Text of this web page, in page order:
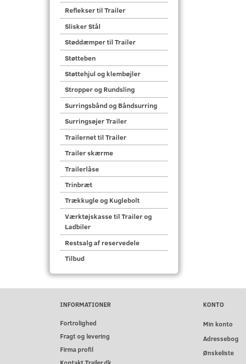
Reflekser til Trailer
Slisker Stål
Støddæmper til Trailer
Støtteben
Støttehjul og klembøjler
Stropper og Rundsling
Surringsbånd og Båndsurring
Surringsøjer Trailer
Trailernet til Trailer
Trailer skærme
Trailerlåse
Trinbræt
Trækkugle og Kuglebolt
Værktøjskasse til Trailer og
Ladbiler
Restsalg af reservedele
Tilbud
INFORMATIONER
Fortrolighed
Fragt og levering
Firma profil
KONTO
Min konto
Adressebog
Ønskeliste